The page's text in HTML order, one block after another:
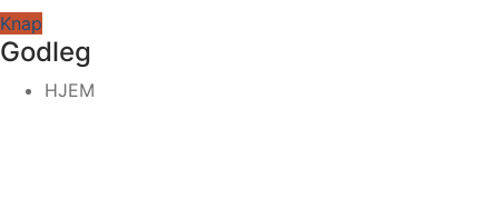
Knap
Godleg
HJEM